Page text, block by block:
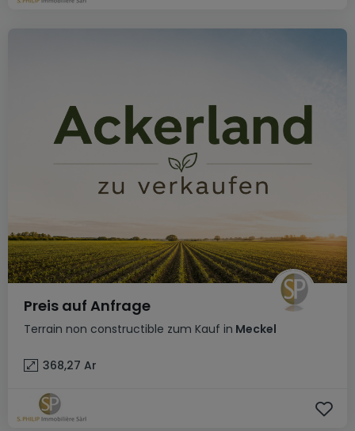
Terrain non constructible zum Kauf in Meckel
Preis auf Anfrage
368,27 Ar